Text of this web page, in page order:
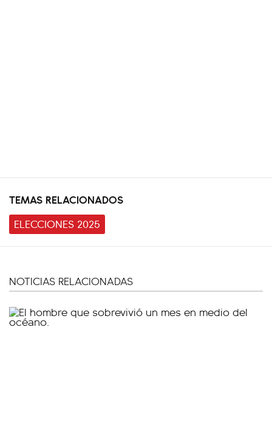
TEMAS RELACIONADOS
ELECCIONES 2025
NOTICIAS RELACIONADAS